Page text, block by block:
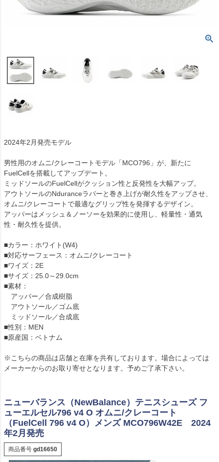
2024年2月発売モデル
男性用のオムニ/クレーコートモデル「MCO796」が、新たに
FuelCellを搭載してアップデート。
ミッドソールのFuelCellがクッション性と反発性を大幅アップ。
アウトソールのNduranceラバーと巻き上げが耐久性をアップさせ、
オムニ/クレーコートで最適なグリップ性を発揮するデザイン。
アッパーはメッシュ＆ノーソーを効果的に使用し、軽量性・通気
性・耐久性を提供。
■カラー：ホワイト(W4)
■対応サーフェース：オムニ/クレーコート
■ワイズ：2E
■サイズ：25.0～29.0cm
■素材：
アッパー／合成樹脂
アウトソール／ゴム底
ミッドソール／合成底
■性別：MEN
■原産国：ベトナム
※こちらの商品は店舗と在庫を共有しております。場合によっては
メーカーからのお取り寄せとなります。予めご了承下さい。
ニューバランス（NewBalance）テニスシューズ フ
ューエルセル796 v4 O オムニ/クレーコート
（FuelCell 796 v4 O）メンズ MCO796W42E 2024
年2月発売
商品番号 gd16650